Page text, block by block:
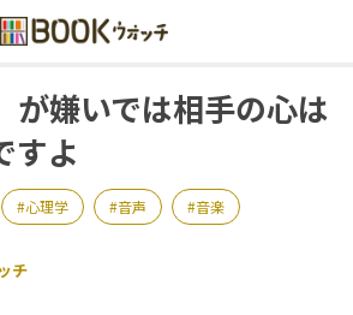
が嫌いでは相手の心は
すよ
心理学 音声 音楽
チ